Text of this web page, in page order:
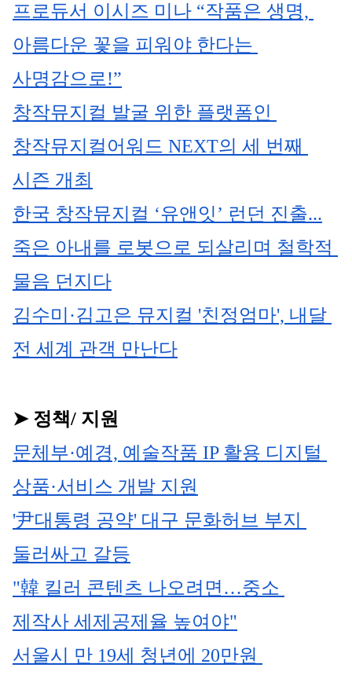
프로듀서 이시즈 미나 “작품은 생명,
아름다운 꽃을 피워야 한다는
사명감으로!”
창작뮤지컬 발굴 위한 플랫폼인
창작뮤지컬어워드 NEXT의 세 번째
시즌 개최
한국 창작뮤지컬 ‘유앤잇’ 런던 진출...
죽은 아내를 로봇으로 되살리며 철학적
물음 던지다
김수미·김고은 뮤지컬 '친정엄마', 내달
전 세계 관객 만난다
➤ 정책/ 지원
문체부·예경, 예술작품 IP 활용 디지털
상품·서비스 개발 지원
'尹대통령 공약' 대구 문화허브 부지
둘러싸고 갈등
"韓 킬러 콘텐츠 나오려면…중소
제작사 세제공제율 높여야"
서울시 만 19세 청년에 20만원